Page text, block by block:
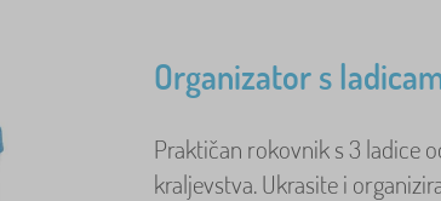
Organizator s
Praktičan rokovnik s 3 ladice
kraljevstva. Ukrasite i